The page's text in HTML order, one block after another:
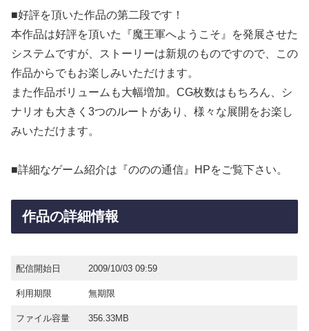
■好評を頂いた作品の第二段です！
本作品は好評を頂いた『魔王軍へようこそ』を発展させた
システムですが、ストーリーは新規のものですので、この
作品からでもお楽しみいただけます。
また作品ボリュームも大幅増加。CG枚数はもちろん、シ
ナリオも大きく3つのルートがあり、様々な展開をお楽し
みいただけます。
■詳細なゲーム紹介は『ののの通信』HPをご覧下さい。
作品の詳細情報
配信開始日 2009/10/03 09:59
利用期限 無期限
ファイル容量 356.33MB